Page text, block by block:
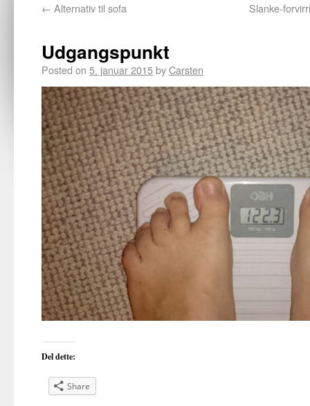
← Alternativ til sofa Slanke-
Udgangspunkt
Posted on 5. januar 2015byCarsten
Del dette:
Share